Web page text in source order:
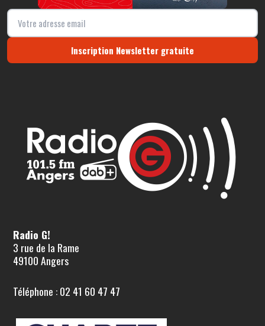
Inscription Newsletter gratuite
Radio G!
3 rue de la Rame
49100 Angers
Téléphone : 02 41 60 47 47